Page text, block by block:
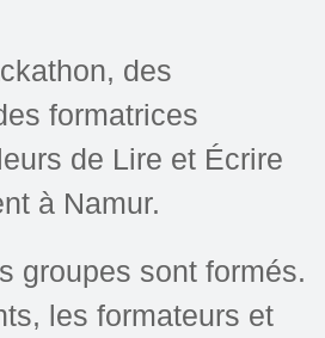
des
formatrices
de Lire et Écrire
à Namur.
groupes sont formés.
les formateurs et